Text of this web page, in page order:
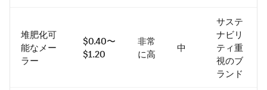
堆肥化可
能なメー
ラー
$0.40〜
$1.20
非常
に高
中
サステ
ナビリ
ティ重
視のブ
ランド